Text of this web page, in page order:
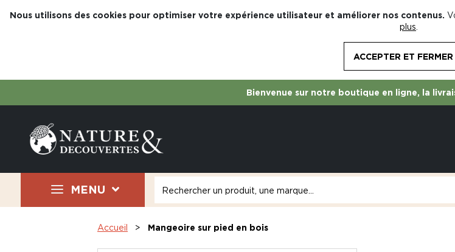
Nous utilisons des cookies pour optimiser votre expérience utilisateur et améliorer nos contenus.
plus
ACCEPTER ET FERMER
Bienvenue sur notre boutique en ligne, la
MENU
Accueil Mangeoire sur pied en bois